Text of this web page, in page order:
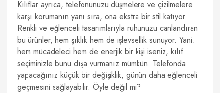
Kılıflar ayrıca, telefonunuzu düşmelere ve çizilmelere
karşı korumanın yanı sıra, ona ekstra bir stil katıyor.
Renkli ve eğlenceli tasarımlarıyla ruhunuzu canlandıran
bu ürünler, hem şıklık hem de işlevsellik sunuyor. Yani,
hem mücadeleci hem de enerjik bir kişi iseniz, kılıf
seçiminizle bunu dışa vurmanız mümkün. Telefonda
yapacağınız küçük bir değişiklik, günün daha eğlenceli
geçmesini sağlayabilir. Öyle değil mi?